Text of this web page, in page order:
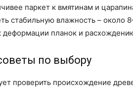
паркет к вмятинам и
стабильную влажность – около
деформации планок и
по выбору
проверить происхождение